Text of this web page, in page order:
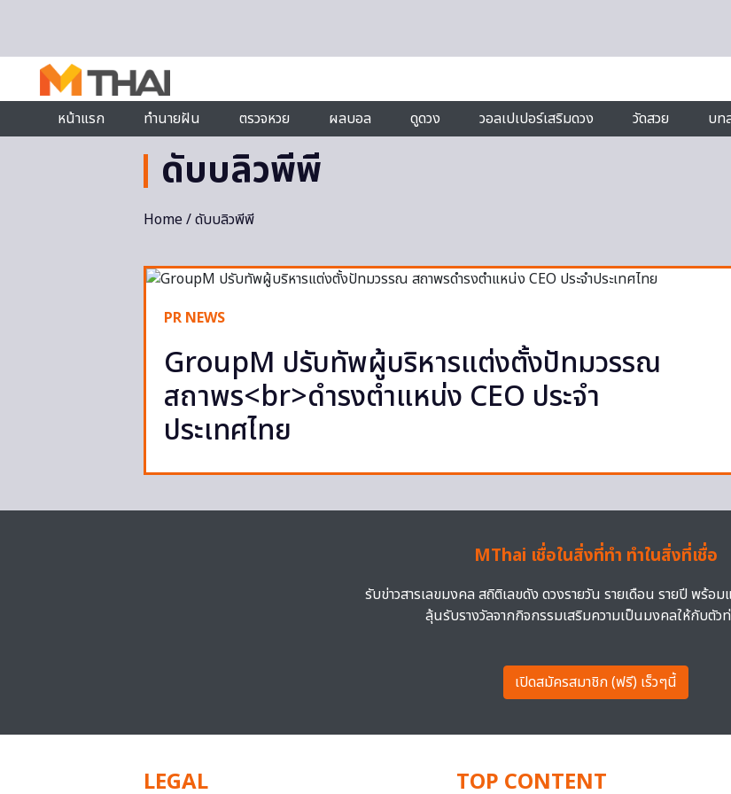
หน้าแรก
ทำนายฝัน ตรวจหวย ผลบอล ดูดวง วอลเปเปอร์เสริมดวง วัดสวย บท
ดับบลิวพีพี
Home/ ดับบลิวพีพี
PR NEWS
GroupM ปรับทัพผู้บริหารแต่งตั้งปัทมวรรณ
สถาพร<br>ดำรงตำแหน่ง CEO ประจำ
ประเทศไทย
MThai เชื่อในสิ่งที่ทำ ทำในสิ่งที่เชื่อ
รับข่าวสารเลขมงคล สถิติเลขดัง ดวงรายวัน รายเดือน รายปี พร้อม
ลุ้นรับรางวัลจากกิจกรรมเสริมความเป็นมงคลให้กับตัว
เปิดสมัครสมาชิก (ฟรี) เร็วๆนี้
LEGAL TOP CONTENT